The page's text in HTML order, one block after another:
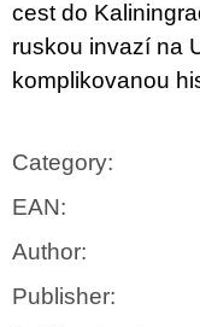
cest do
ruskou invazí na
komplikovanou
Category:
EAN:
Author:
Publisher: